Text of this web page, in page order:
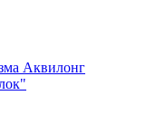
Аквилонг